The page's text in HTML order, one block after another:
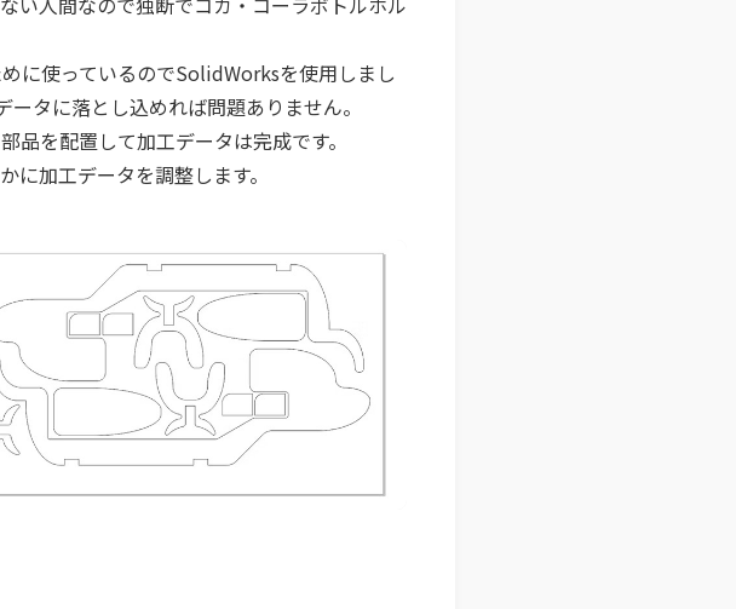
に使っているのでSolidWorksを使用しまし
タに落とし込めれば問題ありません。
品を配置して加工データは完成です。
加工データを調整します。